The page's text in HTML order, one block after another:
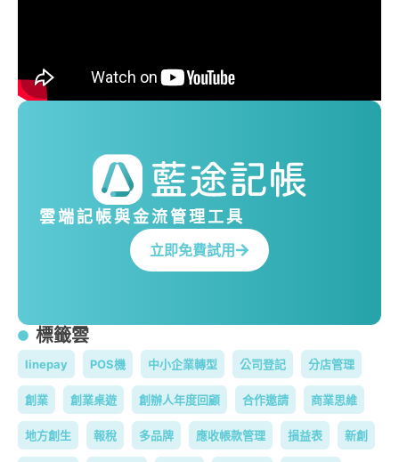
雲端記帳與金流管理工具
立即免費試用
標籤雲
linepay POS機 中小企業轉型 公司登記 分店管理
創業 創業桌遊 創辦人年度回顧 合作邀請 商業思維
地方創生 報稅 多品牌 應收帳款管理 損益表 新創